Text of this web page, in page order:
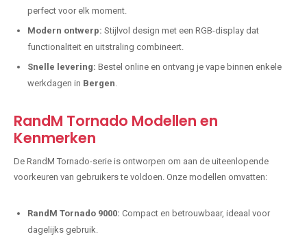
perfect voor elk moment.
Modern ontwerp: Stijlvol design met een RGB-display dat
functionaliteit en uitstraling combineert.
Snelle levering: Bestel online en ontvang je vape binnen enkele
werkdagen in Bergen
RandM Tornado Modellen en
Kenmerken
De RandM Tornado-serie is ontworpen om aan de uiteenlopende
voorkeuren van gebruikers te voldoen. Onze modellen omvatten:
RandM Tornado 9000: Compact en betrouwbaar, ideaal voor
dagelijks gebruik.